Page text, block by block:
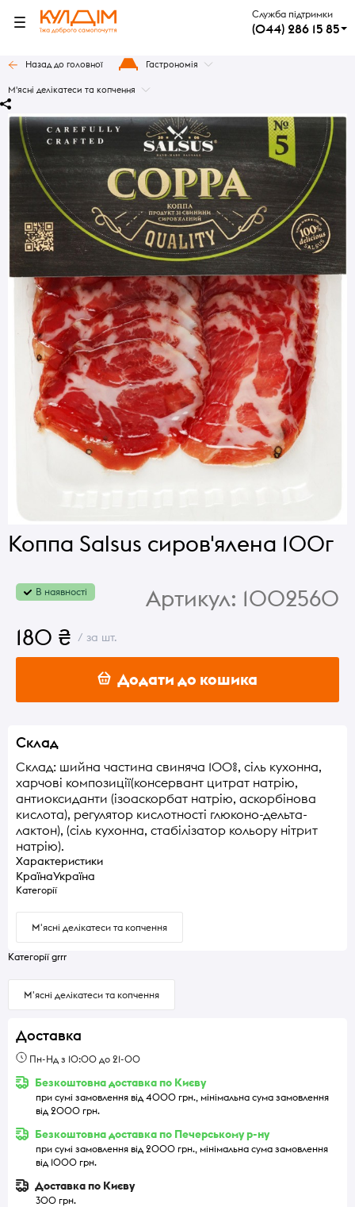
Служба підтримки
(044) 286 15 85
Назад до головної Гастрономія
М'ясні делікатеси та копчення
Коппа Salsus cиров'ялена 100г
В наявності Артикул: 1002560
180 ₴ / за шт.
Додати до кошика
Склад
Склад: шийна частина свиняча 100%, сіль кухонна,
харчові композиції(консервант цитрат натрію,
антиоксиданти (ізоаскорбат натрію, аскорбінова
кислота), регулятор кислотності глюконо-дельта-
лактон), (сіль кухонна, стабілізатор кольору нітрит
натрію).
Характеристики
КраїнаУкраїна
Категорії
М'ясні делікатеси та копчення
Категорії grrr
М'ясні делікатеси та копчення
Доставка
Пн-Нд з 10:00 до 21-00
Безкоштовна доставка по Києву
при сумі замовлення від 4000 грн., мінімальна сума замовлення
від 2000 грн.
Безкоштовна доставка по Печерському р-ну
при сумі замовлення від 2000 грн., мінімальна сума замовлення
від 1000 грн.
Доставка по Києву
300 грн.